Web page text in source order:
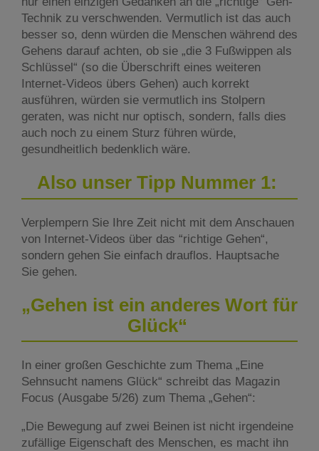
Technik zu verschwenden. Vermutlich ist das auch
besser so, denn würden die Menschen während des
Gehens darauf achten, ob sie „die 3 Fußwippen als
Schlüssel“ (so die Überschrift eines weiteren
Internet-Videos übers Gehen) auch korrekt
ausführen, würden sie vermutlich ins Stolpern
geraten, was nicht nur optisch, sondern, falls dies
auch noch zu einem Sturz führen würde,
gesundheitlich bedenklich wäre.
Also unser Tipp Nummer 1:
Verplempern Sie Ihre Zeit nicht mit dem Anschauen
von Internet-Videos über das “richtige Gehen“,
sondern gehen Sie einfach drauflos. Hauptsache
Sie gehen.
„Gehen ist ein anderes Wort für
Glück“
In einer großen Geschichte zum Thema „Eine
Sehnsucht namens Glück“ schreibt das Magazin
Focus (Ausgabe 5/26) zum Thema „Gehen“:
„Die Bewegung auf zwei Beinen ist nicht irgendeine
zufällige Eigenschaft des Menschen, es macht ihn